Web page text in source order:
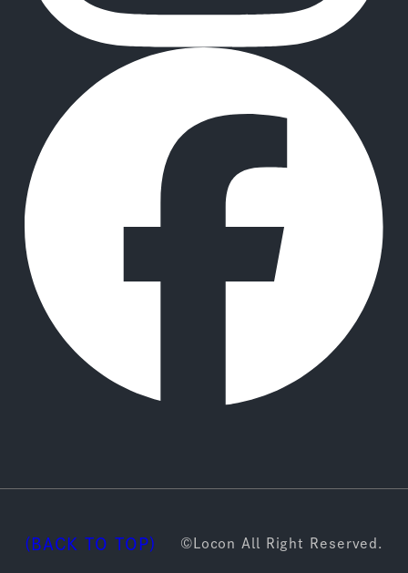
(BACK TO TOP) ©Locon All Right Reserved.